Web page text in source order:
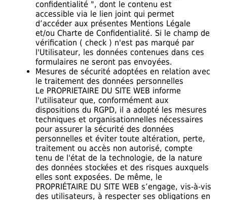
confidentialité ", dont le contenu est
accessible via le lien joint qui permet
d’accéder aux présentes Mentions Légale
et/ou Charte de Confidentialité. Si le champ de
vérification ( check ) n'est pas marqué par
l'Utilisateur, les données contenues dans ces
formulaires ne seront pas envoyées.
Mesures de sécurité adoptées en relation avec
le traitement des données personnelles
Le PROPRIETAIRE DU SITE WEB informe
l'utilisateur que, conformément aux
dispositions du RGPD, il a adopté les mesures
techniques et organisationnelles nécessaires
pour assurer la sécurité des données
personnelles et éviter toute altération, perte,
traitement ou accès non autorisé, compte
tenu de l'état de la technologie, de la nature
des données stockées et des risques auxquels
elles sont exposées. De même, le
PROPRIÉTAIRE DU SITE WEB s’engage, vis-à-vis
des utilisateurs, à respecter ses obligations en